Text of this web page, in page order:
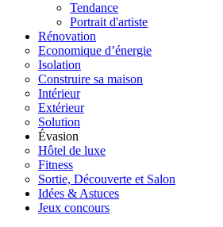
Tendance
Portrait d'artiste
Rénovation
Economique d’énergie
Isolation
Construire sa maison
Intérieur
Extérieur
Solution
Évasion
Hôtel de luxe
Fitness
Sortie, Découverte et Salon
Idées & Astuces
Jeux concours